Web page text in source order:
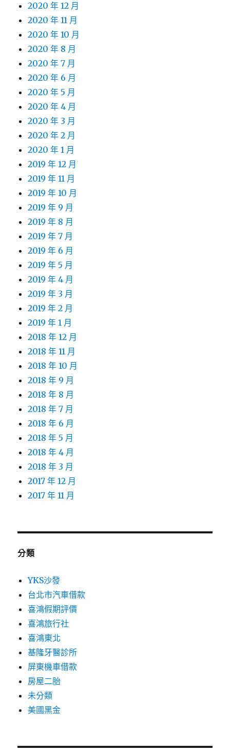
2020 年 12 月
2020 年 11 月
2020 年 10 月
2020 年 8 月
2020 年 7 月
2020 年 6 月
2020 年 5 月
2020 年 4 月
2020 年 3 月
2020 年 2 月
2020 年 1 月
2019 年 12 月
2019 年 11 月
2019 年 10 月
2019 年 9 月
2019 年 8 月
2019 年 7 月
2019 年 6 月
2019 年 5 月
2019 年 4 月
2019 年 3 月
2019 年 2 月
2019 年 1 月
2018 年 12 月
2018 年 11 月
2018 年 10 月
2018 年 9 月
2018 年 8 月
2018 年 7 月
2018 年 6 月
2018 年 5 月
2018 年 4 月
2018 年 3 月
2017 年 12 月
2017 年 11 月
分類
YKS沙發
台北市汽車借款
喜鴻假期評價
喜鴻旅行社
喜鴻東北
基隆牙醫診所
屏東機車借款
房屋二胎
未分類
美國黑金